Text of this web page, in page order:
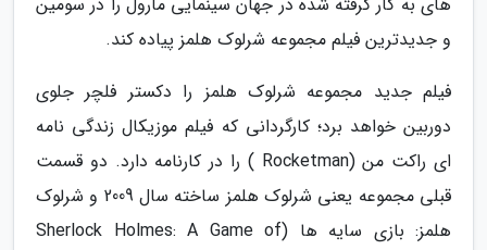
و جدیدترین فیلم مجموعه شرلوک هلمز پیاده کند.
فیلم جدید مجموعه شرلوک هلمز را دکستر فلچر جلوی
دوربین خواهد برد؛ کارگردانی که فیلم موزیکال زندگی نامه
ای راکت من (Rocketman ) را در کارنامه دارد. دو قسمت
قبلی مجموعه یعنی شرلوک هلمز ساخته سال 2009 و شرلوک
هلمز: بازی سایه ها (Sherlock Holmes: A Game of